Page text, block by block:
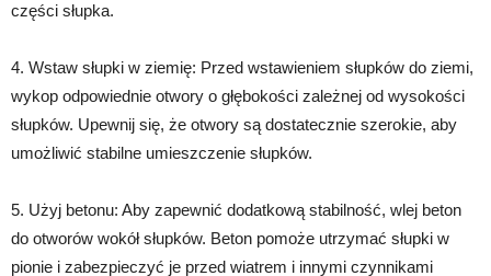
części słupka.
4. Wstaw słupki w ziemię: Przed wstawieniem słupków do ziemi,
wykop odpowiednie otwory o głębokości zależnej od wysokości
słupków. Upewnij się, że otwory są dostatecznie szerokie, aby
umożliwić stabilne umieszczenie słupków.
5. Użyj betonu: Aby zapewnić dodatkową stabilność, wlej beton
do otworów wokół słupków. Beton pomoże utrzymać słupki w
pionie i zabezpieczyć je przed wiatrem i innymi czynnikami